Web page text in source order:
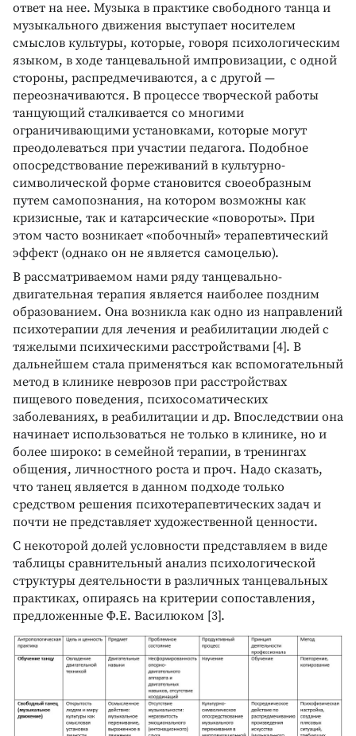
ответ на нее. Музыка в практике свободного танца и
музыкального движения выступает носителем
смыслов культуры, которые, говоря психологическим
языком, в ходе танцевальной импровизации, с одной
стороны, распредмечиваются, а с другой —
переозначиваются. В процессе творческой работы
танцующий сталкивается со многими
ограничивающими установками, которые могут
преодолеваться при участии педагога. Подобное
опосредствование переживаний в культурно-
символической форме становится своеобразным
путем самопознания, на котором возможны как
кризисные, так и катарсические «повороты». При
этом часто возникает «побочный» терапевтический
эффект (однако он не является самоцелью).
В рассматриваемом нами ряду танцевально-
двигательная терапия является наиболее поздним
образованием. Она возникла как одно из направлений
психотерапии для лечения и реабилитации людей с
тяжелыми психическими расстройствами [4]. В
дальнейшем стала применяться как вспомогательный
метод в клинике неврозов при расстройствах
пищевого поведения, психосоматических
заболеваниях, в реабилитации и др. Впоследствии она
начинает использоваться не только в клинике, но и
более широко: в семейной терапии, в тренингах
общения, личностного роста и проч. Надо сказать,
что танец является в данном подходе только
средством решения психотерапевтических задач и
почти не представляет художественной ценности.
С некоторой долей условности представляем в виде
таблицы сравнительный анализ психологической
структуры деятельности в различных танцевальных
практиках, опираясь на критерии сопоставления,
предложенные Ф.Е. Василюком [3].